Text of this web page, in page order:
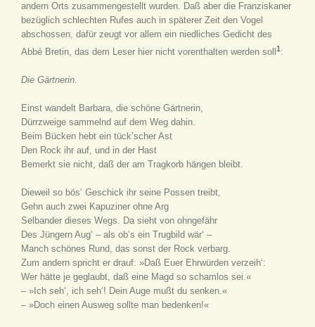
andern Orts zusammengestellt wurden. Daß aber die Franziskaner
bezüglich schlechten Rufes auch in späterer Zeit den Vogel
abschossen, dafür zeugt vor allem ein niedliches Gedicht des
Abbé Bretin, das dem Leser hier nicht vorenthalten werden soll 1 :
Die Gärtnerin.
Einst wandelt Barbara, die schöne Gärtnerin,
Dürrzweige sammelnd auf dem Weg dahin.
Beim Bücken hebt ein tück’scher Ast
Den Rock ihr auf, und in der Hast
Bemerkt sie nicht, daß der am Tragkorb hängen bleibt.
Dieweil so bös‘ Geschick ihr seine Possen treibt,
Gehn auch zwei Kapuziner ohne Arg
Selbander dieses Wegs. Da sieht von ohngefähr
Des Jüngern Aug‘ – als ob’s ein Trugbild wär‘ –
Manch schönes Rund, das sonst der Rock verbarg.
Zum andern spricht er drauf: »Daß Euer Ehrwürden verzeih‘:
Wer hätte je geglaubt, daß eine Magd so schamlos sei.«
– »Ich seh‘, ich seh‘! Dein Auge mußt du senken.«
– »Doch einen Ausweg sollte man bedenken!«